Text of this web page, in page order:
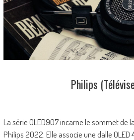
Philips
La série OLED907 incarne le sommet de
Philips 2022. Elle associe une dalle OLED